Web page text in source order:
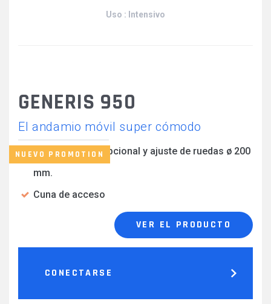
Uso : Intensivo
GENERIS 950
El andamio móvil super cómodo
NUEVO PROMOTION
Kit de escalera opcional y ajuste de ruedas ø 200
mm.
Cuna de acceso
VER EL PRODUCTO
CONECTARSE